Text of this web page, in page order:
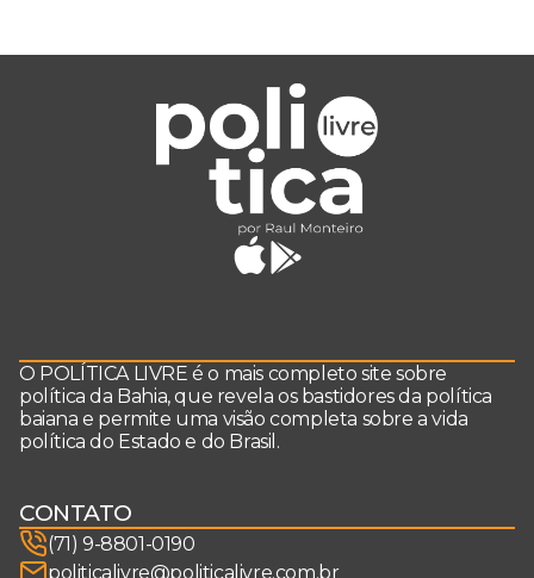
O POLÍTICA LIVRE é o mais completo site sobre
política da Bahia, que revela os bastidores da política
baiana e permite uma visão completa sobre a vida
política do Estado e do Brasil.
CONTATO
(71) 9-8801-0190
politicalivre@politicalivre.com.br